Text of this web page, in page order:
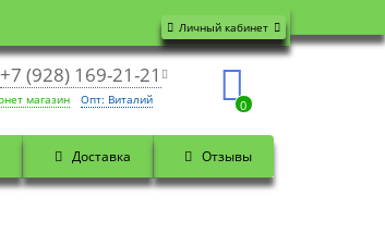
Личный кабинет
+7 (928) 169-21-21
магазин Опт: Виталий 0
Доставка Отзывы